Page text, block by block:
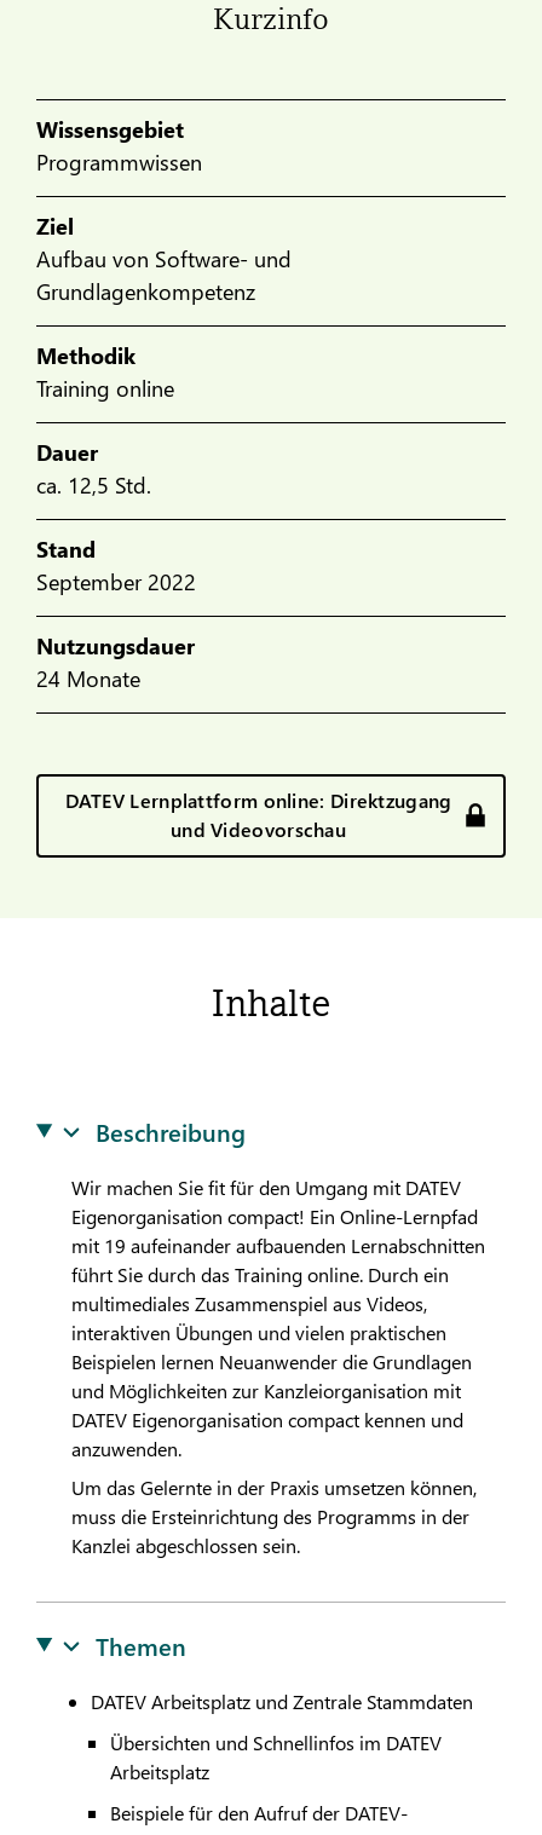
Kurzinfo
Wissensgebiet
Programmwissen
Ziel
Aufbau von Software- und
Grundlagenkompetenz
Methodik
Training online
Dauer
ca. 12,5 Std.
Stand
September 2022
Nutzungsdauer
24 Monate
DATEV Lernplattform online: Direktzugang
und Videovorschau
Inhalte
Beschreibung
Wir machen Sie fit für den Umgang mit DATEV
Eigenorganisation compact! Ein Online-Lernpfad
mit 19 aufeinander aufbauenden Lernabschnitten
führt Sie durch das Training online. Durch ein
multimediales Zusammenspiel aus Videos,
interaktiven Übungen und vielen praktischen
Beispielen lernen Neuanwender die Grundlagen
und Möglichkeiten zur Kanzleiorganisation mit
DATEVEigenorganisation compact kennen und
anzuwenden.
Um das Gelernte in der Praxis umsetzen können,
muss die Ersteinrichtung des Programms in der
Kanzlei abgeschlossen sein.
Themen
DATEVArbeitsplatz und Zentrale Stammdaten
Übersichten und Schnellinfos im DATEV
Arbeitsplatz
Beispiele für den Aufruf der DATEV-